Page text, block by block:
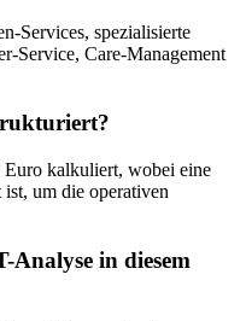
Services, spezialisierte
Service, Care-Management
Euro kalkuliert, wobei eine
ist, um die operativen
Analyse in diesem